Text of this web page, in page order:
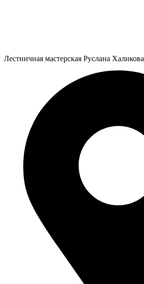
Лестничная мастерская Руслана Халикова